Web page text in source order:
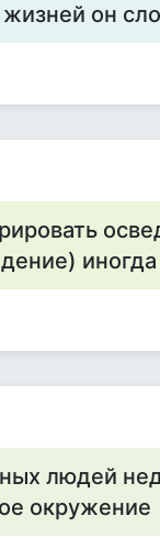
он
людей
окружение